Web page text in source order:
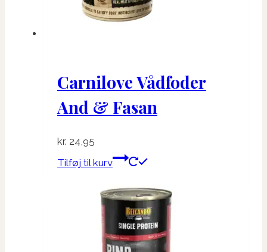
Carnilove Vådfoder
And & Fasan
kr. 24,95
Tilføj til kurv